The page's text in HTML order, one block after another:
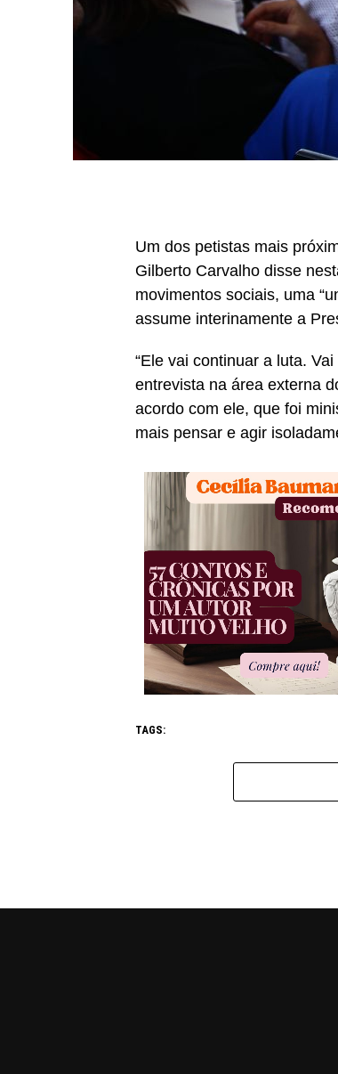
Um dos petistas mais
Gilberto Carvalho disse
movimentos sociais, uma
assume interinamente a
“Ele vai continuar a luta.
entrevista na área externa
acordo com ele, que foi
mais pensar e agir
TAGS: